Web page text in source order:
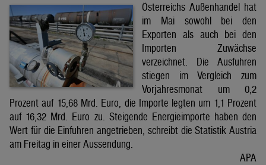
Österreichs Außenhandel hat
im Mai sowohl bei den
Exporten als auch bei den
Importen Zuwächse
verzeichnet. Die Ausfuhren
stiegen im Vergleich zum
Vorjahresmonat um 0,2
Prozent auf 15,68 Mrd. Euro, die Importe legten um 1,1 Prozent
auf 16,32 Mrd. Euro zu. Steigende Energieimporte haben den
Wert für die Einfuhren angetrieben, schreibt die Statistik Austria
am Freitag in einer Aussendung.
APA